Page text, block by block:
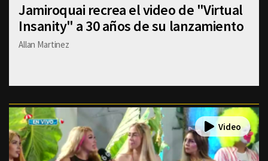
Jamiroquai recrea el video de "Virtual
Insanity" a 30 años de su lanzamiento
Allan Martinez